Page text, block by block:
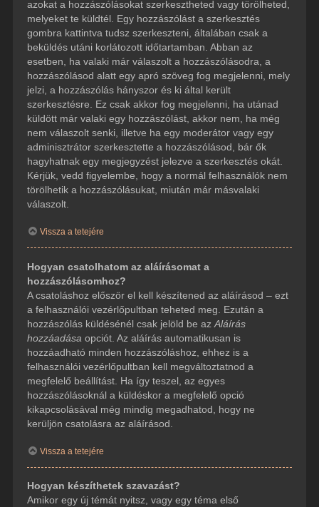
azokat a hozzászólásokat szerkesztheted vagy törölheted,
melyeket te küldtél. Egy hozzászólást a szerkesztés
gombra kattintva tudsz szerkeszteni, általában csak a
beküldés utáni korlátozott időtartamban. Abban az
esetben, ha valaki már válaszolt a hozzászólásodra, a
hozzászólásod alatt egy apró szöveg fog megjelenni, mely
jelzi, a hozzászólás hányszor és ki által került
szerkesztésre. Ez csak akkor fog megjelenni, ha utánad
küldött már valaki egy hozzászólást, akkor nem, ha még
nem válaszolt senki, illetve ha egy moderátor vagy egy
adminisztrátor szerkesztette a hozzászólásod, bár ők
hagyhatnak egy megjegyzést jelezve a szerkesztés okát.
Kérjük, vedd figyelembe, hogy a normál felhasználók nem
törölhetik a hozzászólásukat, miután már másvalaki
válaszolt.
Vissza a tetejére
Hogyan csatolhatom az aláírásomat a
hozzászólásomhoz?
A csatoláshoz először el kell készítened az aláírásod – ezt
a felhasználói vezérlőpultban teheted meg. Ezután a
hozzászólás küldésénél csak jelöld be az Aláírás
hozzáadása opciót. Az aláírás automatikusan is
hozzáadható minden hozzászóláshoz, ehhez is a
felhasználói vezérlőpultban kell megváltoztatnod a
megfelelő beállítást. Ha így teszel, az egyes
hozzászólásoknál a küldéskor a megfelelő opció
kikapcsolásával még mindig megadhatod, hogy ne
kerüljön csatolásra az aláírásod.
Vissza a tetejére
Hogyan készíthetek szavazást?
Amikor egy új témát nyitsz, vagy egy téma első